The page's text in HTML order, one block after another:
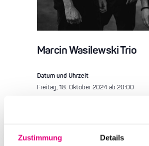
Zustimmung Details
Marcin Wasilewski Trio
Datum und Uhrzeit
Freitag, 18. Oktober 2024 ab 20:00
Am Schloß
Deutschland